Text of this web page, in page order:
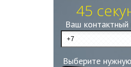
45
Ваш
Выберите нужную